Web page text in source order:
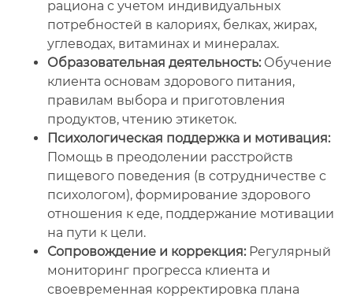
рациона с учетом индивидуальных
потребностей в калориях, белках, жирах,
углеводах, витаминах и минералах.
Образовательная деятельность:Обучение
клиента основам здорового питания,
правилам выбора и приготовления
продуктов, чтению этикеток.
Психологическая поддержка и мотивация:
Помощь в преодолении расстройств
пищевого поведения (в сотрудничестве с
психологом), формирование здорового
отношения к еде, поддержание мотивации
на пути к цели.
Сопровождение и коррекция:Регулярный
мониторинг прогресса клиента и
своевременная корректировка плана